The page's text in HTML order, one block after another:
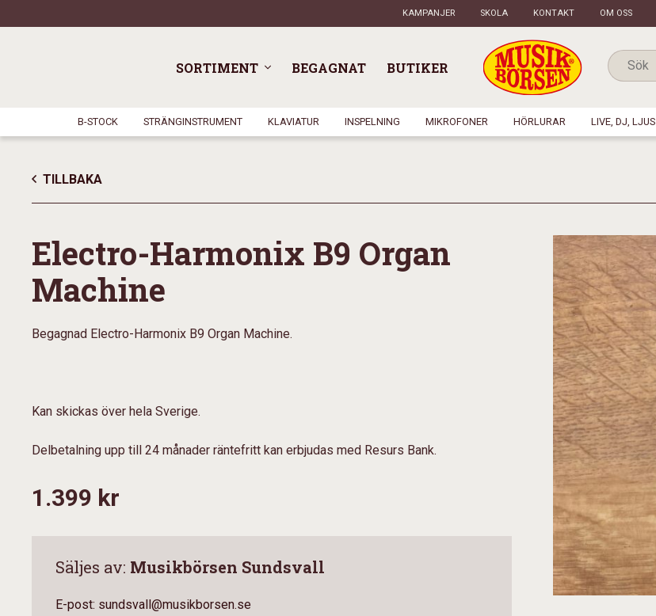
KAMPANJER SKOLA KONTAKT OM OSS
SORTIMENT BEGAGNAT BUTIKER
B-STOCK STRÄNGINSTRUMENT KLAVIATUR INSPELNING MIKROFONER HÖRLURAR LIVE, DJ, LJUS
TILLBAKA
Electro-Harmonix B9 Organ
Machine
Begagnad Electro-Harmonix B9 Organ Machine.
Kan skickas över hela Sverige.
Delbetalning upp till 24 månader räntefritt kan erbjudas med Resurs Bank.
1.399 kr
Säljes av: Musikbörsen Sundsvall
E-post: sundsvall@musikborsen.se